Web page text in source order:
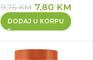
9,75KM 7,80 KM
DODAJ U KORPU